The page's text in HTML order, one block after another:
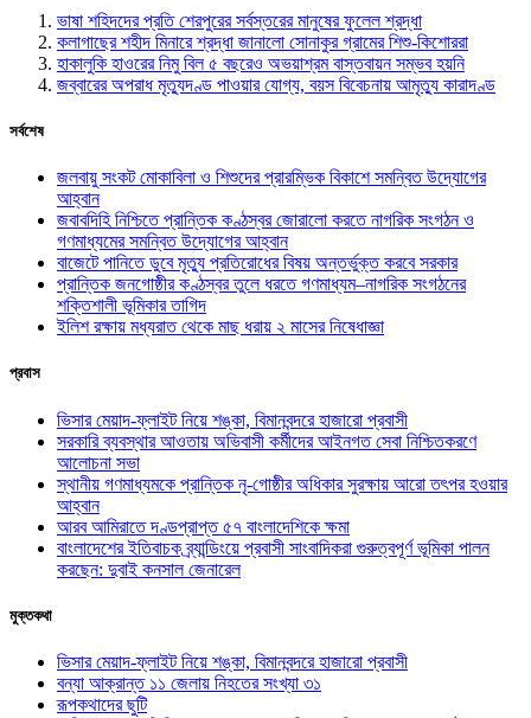
ভাষা শহিদদের প্রতি শেরপুরের সর্বস্তরের মানুষের ফুলেল শ্রদ্ধা
কলাগাছের শহীদ মিনারে শ্রদ্ধা জানালো সোনাকুর গ্রামের শিশু-কিশোররা
হাকালুকি হাওরের নিমু বিল ৫ বছরেও অভয়াশ্রম বাস্তবায়ন সম্ভব হয়নি
জব্বারের অপরাধ মৃত্যুদণ্ড পাওয়ার যোগ্য, বয়স বিবেচনায় আমৃত্যু কারাদণ্ড
সর্বশেষ
জলবায়ু সংকট মোকাবিলা ও শিশুদের প্রারম্ভিক বিকাশে সমন্বিত উদ্যোগের
আহ্বান
জবাবদিহি নিশ্চিতে প্রান্তিক কণ্ঠস্বর জোরালো করতে নাগরিক সংগঠন ও
গণমাধ্যমের সমন্বিত উদ্যোগের আহ্বান
বাজেটে পানিতে ডুবে মৃত্যু প্রতিরোধের বিষয় অন্তর্ভুক্ত করবে সরকার
প্রান্তিক জনগোষ্ঠীর কণ্ঠস্বর তুলে ধরতে গণমাধ্যম–নাগরিক সংগঠনের
শক্তিশালী ভূমিকার তাগিদ
ইলিশ রক্ষায় মধ্যরাত থেকে মাছ ধরায় ২ মাসের নিষেধাজ্ঞা
প্রবাস
ভিসার মেয়াদ-ফ্লাইট নিয়ে শঙ্কা, বিমানবন্দরে হাজারো প্রবাসী
সরকারি ব্যবস্থার আওতায় অভিবাসী কর্মীদের আইনগত সেবা নিশ্চিতকরণে
আলোচনা সভা
স্থানীয় গণমাধ্যমকে প্রান্তিক নৃ-গোষ্ঠীর অধিকার সুরক্ষায় আরো তৎপর হওয়ার
আহ্বান
আরব আমিরাতে দণ্ডপ্রাপ্ত ৫৭ বাংলাদেশিকে ক্ষমা
বাংলাদেশের ইতিবাচক ব্র্যান্ডিংয়ে প্রবাসী সাংবাদিকরা গুরুত্বপূর্ণ ভূমিকা পালন
করছেন: দুবাই কনসাল জেনারেল
মুক্তকথা
ভিসার মেয়াদ-ফ্লাইট নিয়ে শঙ্কা, বিমানবন্দরে হাজারো প্রবাসী
বন্যা আক্রান্ত ১১ জেলায় নিহতের সংখ্যা ৩১
রূপকথাদের ছুটি